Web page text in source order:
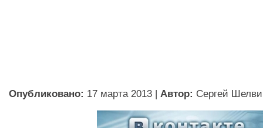
Опубликовано: 17 марта 2013 | Автор: Сергей